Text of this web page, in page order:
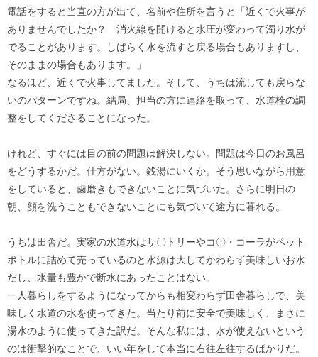
電話をすると当直の方が出て、名前や住所を言うと「近くで火事が
ありませんでしたか？ 消火線を開けると水圧が変わって濁り水が
でることがあります。しばらく水を流すと戻る場合もありますし、
そのままの場合もあります。」
なるほど、近くで火事してました。そして、うちは流しても戻らな
いのパターンですね。結局、担当の方に連絡を取って、水道栓の調
整をしてくださることになった。
けれど、すぐには目の前の問題は解決しない。問題は今日のお風呂
をどうするかだ。仕方がない。銭湯にいくか。そう思いながら用意
をしていると、歯磨きもできないことに気づいた。さらに明日の
朝、顔を洗うこともできないことにも気づいて途方に暮れる。
うちは田舎だ。実家の水道水はサ〇トリーやコ〇・コーラがペット
ボトルに詰めて売っているのと水源は大してかわらず美味しいお水
だし、水量も豊かで断水にあったことはない。
一人暮らしをするようになってからも相変わらず田舎暮らしで、美
味しく水道の水を使ってきた。当たり前に安全で美味しく、まさに
湯水のように使ってきた訳だ。そんな私には、水が使えないという
のは衝撃的なことで、いい年をして本当に右往左往するばかりだ。